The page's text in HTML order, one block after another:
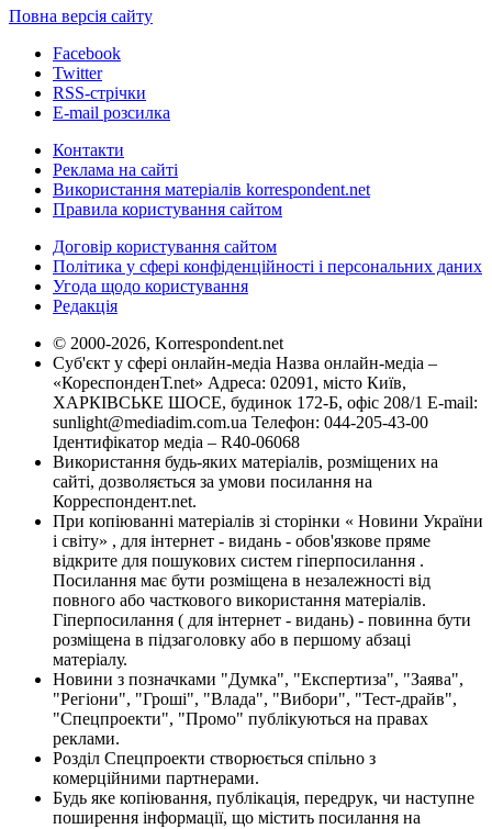
Повна версія сайту
Facebook
Twitter
RSS-стрічки
E-mail розсилка
Контакти
Реклама на сайті
Використання матеріалів korrespondent.net
Правила користування сайтом
Договір користування сайтом
Політика у сфері конфіденційності і персональних даних
Угода щодо користування
Редакція
© 2000-2026, Korrespondent.net
Суб'єкт у сфері онлайн-медіа Назва онлайн-медіа –
«КореспонденТ.net» Адреса: 02091, місто Київ,
ХАРКІВСЬКЕ ШОСЕ, будинок 172-Б, офіс 208/1 E-mail:
sunlight@mediadim.com.ua Телефон: 044-205-43-00
Ідентифікатор медіа – R40-06068
Використання будь-яких матеріалів, розміщених на
сайті, дозволяється за умови посилання на
Корреспондент.net.
При копіюванні матеріалів зі сторінки « Новини України
і світу» , для інтернет - видань - обов'язкове пряме
відкрите для пошукових систем гіперпосилання .
Посилання має бути розміщена в незалежності від
повного або часткового використання матеріалів.
Гіперпосилання ( для інтернет - видань) - повинна бути
розміщена в підзаголовку або в першому абзаці
матеріалу.
Новини з позначками "Думка", "Експертиза", "Заява",
"Регіони", "Гроші", "Влада", "Вибори", "Тест-драйв",
"Спецпроекти", "Промо" публікуються на правах
реклами.
Розділ Спецпроекти створюється спільно з
комерційними партнерами.
Будь яке копіювання, публікація, передрук, чи наступне
поширення інформації, що містить посилання на